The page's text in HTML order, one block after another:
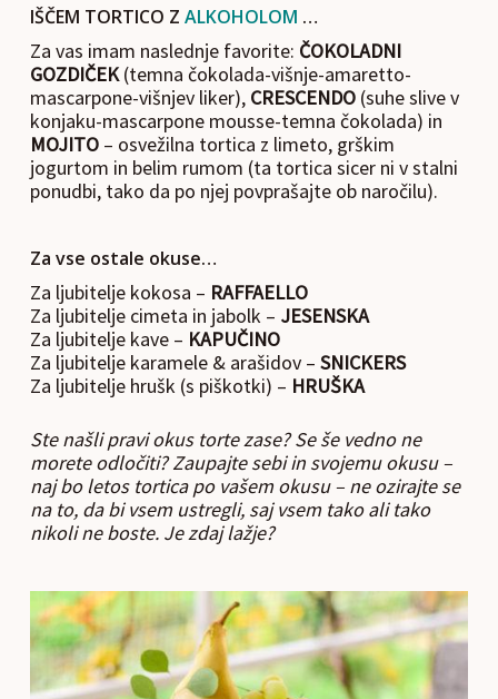
IŠČEM TORTICO Z ALKOHOLOM …
Za vas imam naslednje favorite: ČOKOLADNI
GOZDIČEK(temna čokolada-višnje-amaretto-
mascarpone-višnjev liker), CRESCENDO(suhe slive v
konjaku-mascarpone mousse-temna čokolada) in
MOJITO– osvežilna tortica z limeto, grškim
jogurtom in belim rumom (ta tortica sicer ni v stalni
ponudbi, tako da po njej povprašajte ob naročilu).
Za vse ostale okuse…
Za ljubitelje kokosa – RAFFAELLO
Za ljubitelje cimeta in jabolk – JESENSKA
Za ljubitelje kave – KAPUČINO
Za ljubitelje karamele & arašidov – SNICKERS
Za ljubitelje hrušk (s piškotki) – HRUŠKA
Ste našli pravi okus torte zase? Se še vedno ne
morete odločiti? Zaupajte sebi in svojemu okusu –
naj bo letos tortica po vašem okusu – ne ozirajte se
na to, da bi vsem ustregli, saj vsem tako ali tako
nikoli ne boste. Je zdaj lažje?